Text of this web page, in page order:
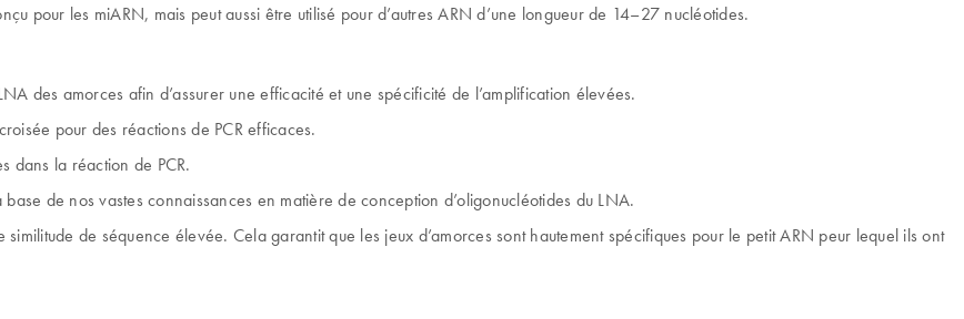
pour les miARN, mais peut aussi être utilisé pour d’autres ARN d’une longueur de 14–27 nucléotides.
des amorces afin d’assurer une efficacité et une spécificité de l’amplification élevées.
pour des réactions de PCR efficaces.
dans la réaction de PCR.
de nos vastes connaissances en matière de conception d’oligonucléotides du LNA.
de séquence élevée. Cela garantit que les jeux d’amorces sont hautement spécifiques pour le petit ARN peur lequel ils ont